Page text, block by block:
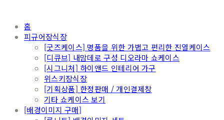
홈
피규어장식장
[굿즈케이스] 명품을 위한 가볍고 편리한 진열케이스
[디큐브] 내맘데로 구성 디오라마 쇼케이스
[시그니처] 하이앤드 인테리어 가구
위스키장식장
[기획상품] 한정판매 / 개인결제창
기타 쇼케이스 보기
[배경이미지 구매]